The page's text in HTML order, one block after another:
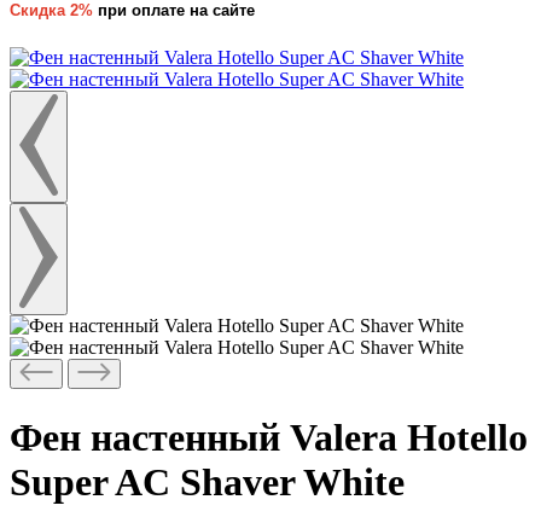
Скидка 2% при оплате на сайте
Фен настенный Valera Hotello
Super AC Shaver White